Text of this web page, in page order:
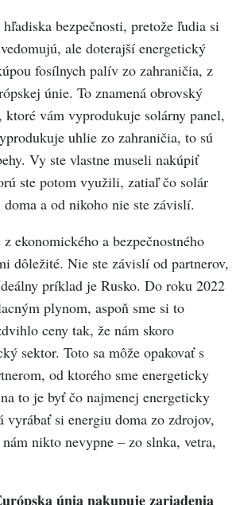
bezpečnosti, pretože ľudia si
ale doterajší energetický
fosílnych palív zo zahraničia, z
únie. To znamená obrovský
vám vyprodukuje solárny panel,
uhlie zo zahraničia, to sú
Vy ste vlastne museli nakúpiť
ste potom využili, zatiaľ čo solár
a od nikoho nie ste závislí.
ekonomického a bezpečnostného
dôležité. Nie ste závislí od partnerov,
príklad je Rusko. Do roku 2022
plynom, aspoň sme si to
ceny tak, že nám skoro
sektor. Toto sa môže opakovať s
od ktorého sme energeticky
to je byť čo najmenej energeticky
vyrábať si energiu doma zo zdrojov,
nikto nevypne – zo slnka, vetra,
únia nakupuje zariadenia